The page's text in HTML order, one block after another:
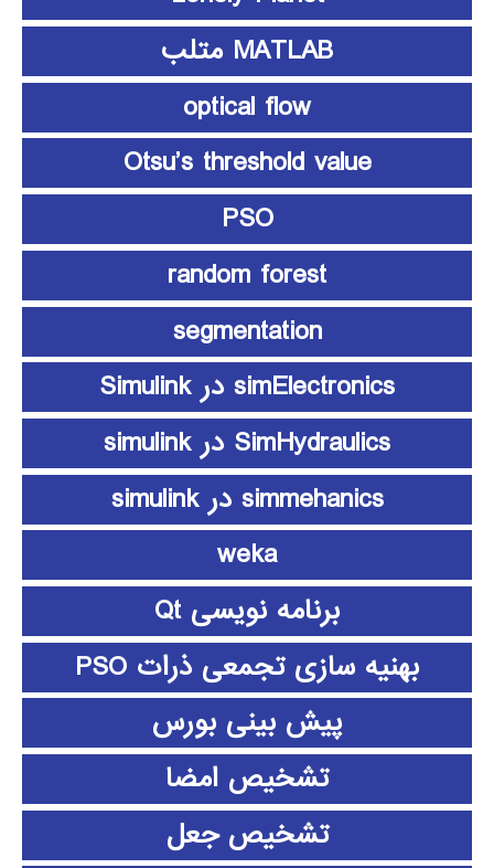
MATLAB متلب
optical flow
Otsu’s threshold value
PSO
random forest
segmentation
simElectronics در Simulink
SimHydraulics در simulink
simmehanics در simulink
weka
برنامه نویسی Qt
بهنیه سازی تجمعی ذرات PSO
پیش بینی بورس
تشخیص امضا
تشخیص جعل